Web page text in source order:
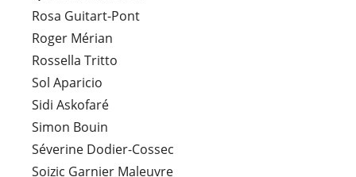
Rosa Guitart-Pont
Roger Mérian
Rossella Tritto
Sol Aparicio
Sidi Askofaré
Simon Bouin
Séverine Dodier-Cossec
Soizic Garnier Maleuvre